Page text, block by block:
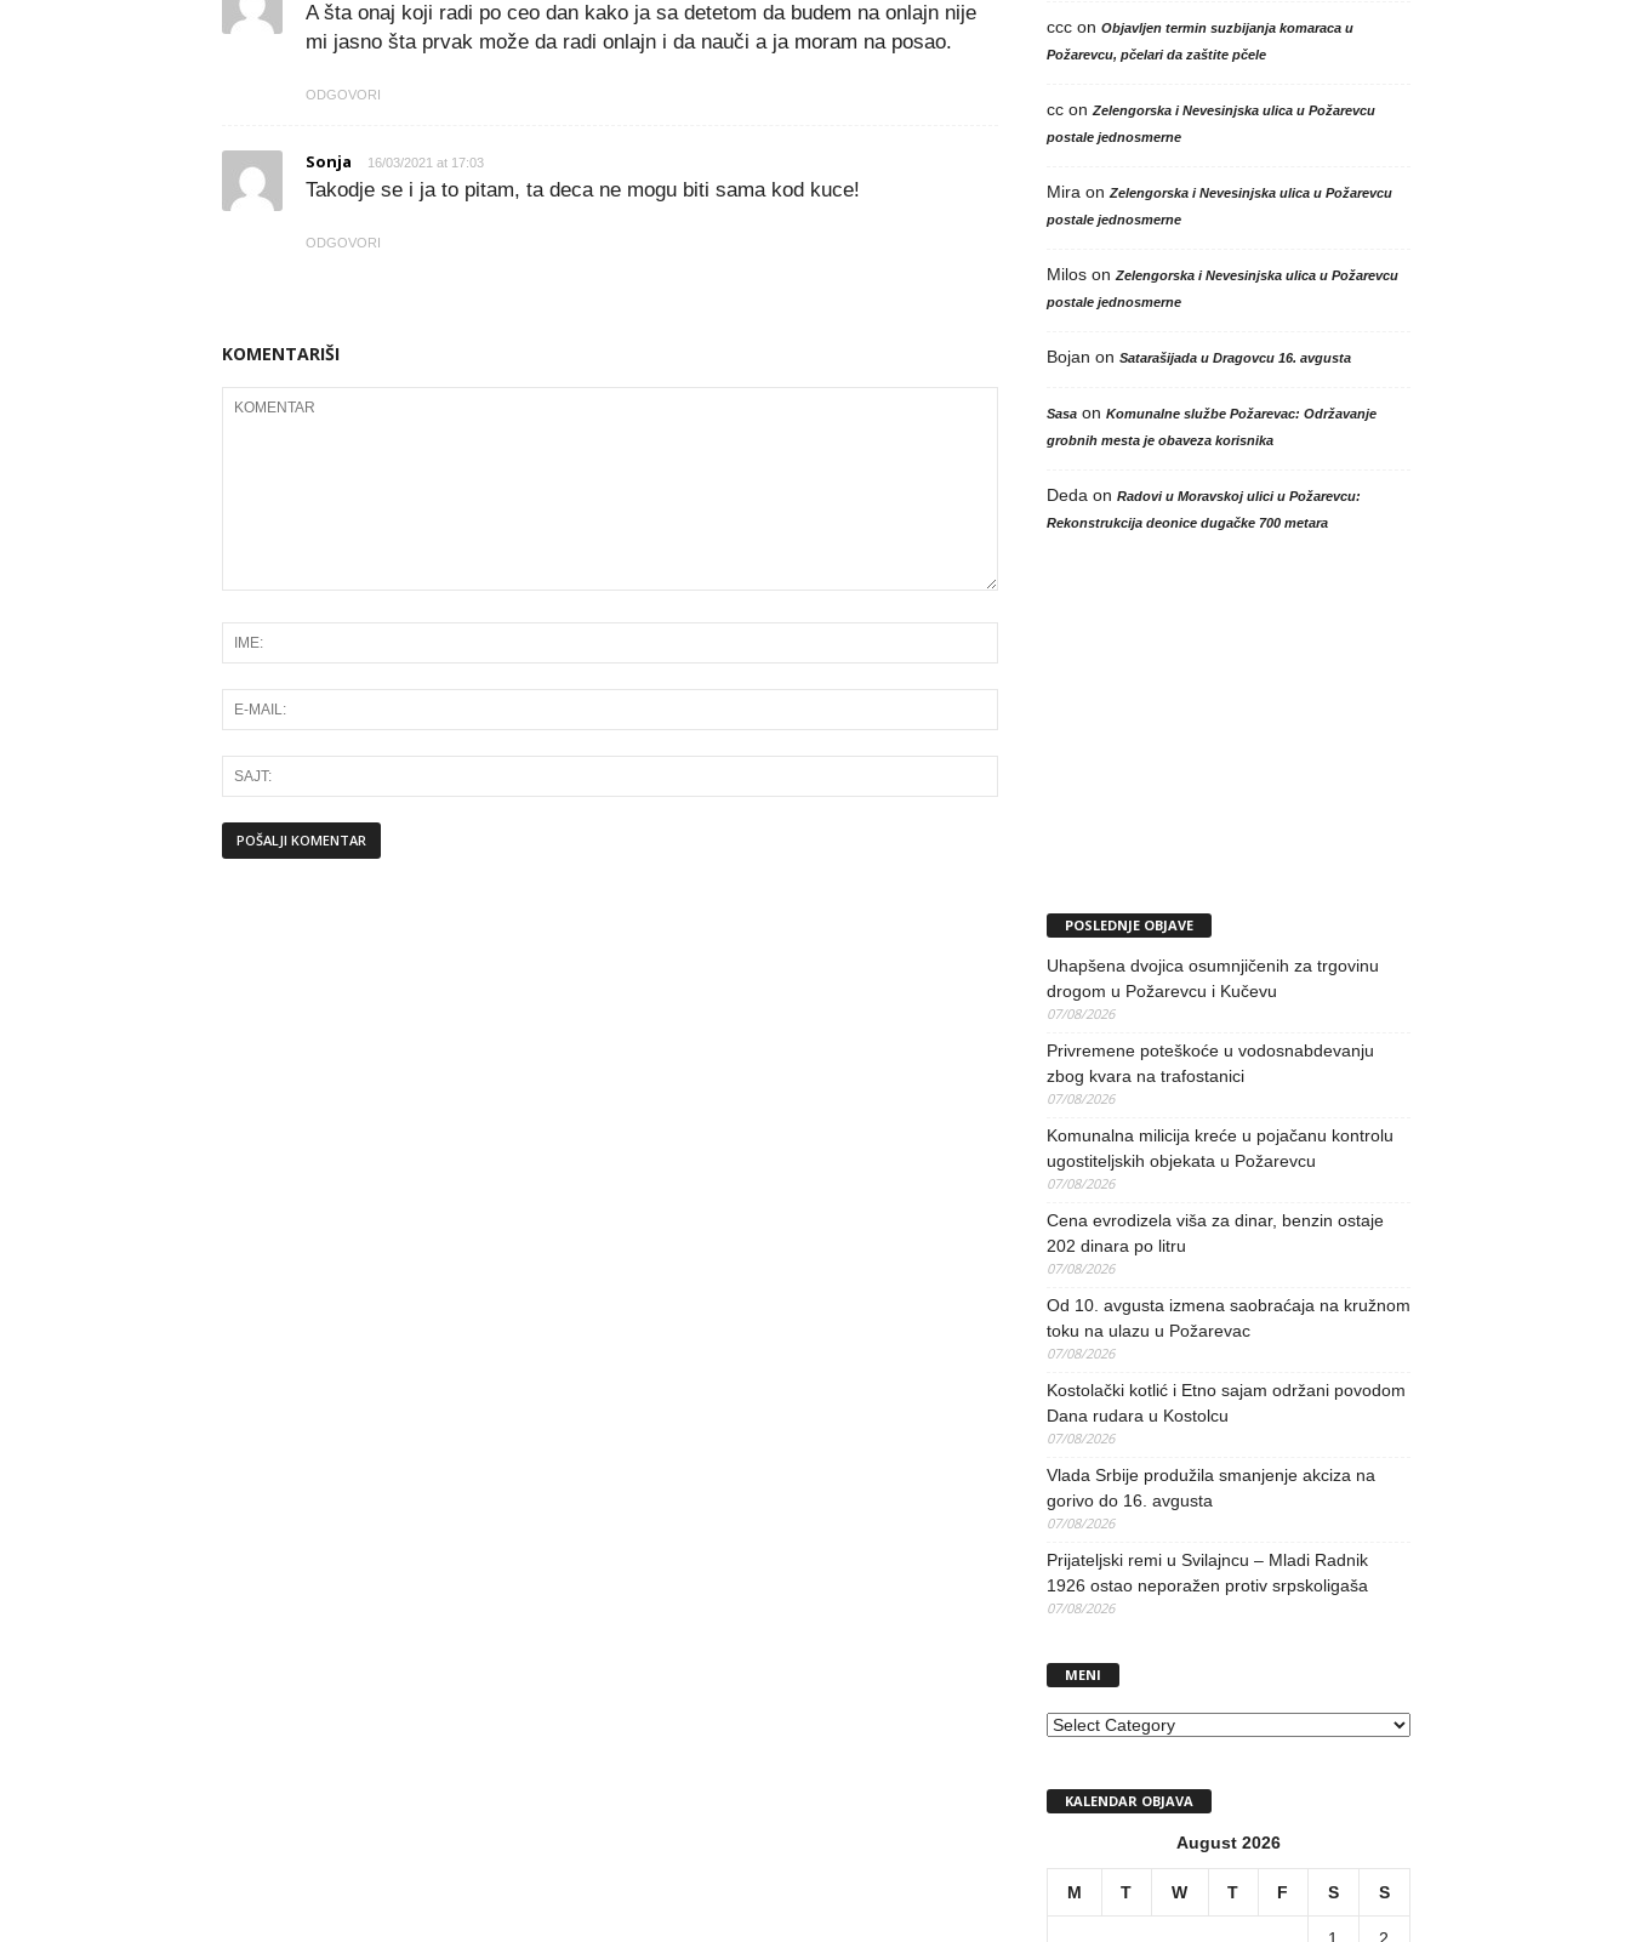
A šta onaj koji radi po ceo dan kako ja sa detetom da budem na onlajn nije
mi jasno šta prvak može da radi onlajn i da nauči a ja moram na posao.
ODGOVORI
Sonja 16/03/2021 at 17:03
Takodje se i ja to pitam, ta deca ne mogu biti sama kod kuce!
ODGOVORI
KOMENTARIŠI
cccon Objavljen termin suzbijanja komaraca u
Požarevcu, pčelari da zaštite pčele
ccon Zelengorska i Nevesinjska ulica u Požarevcu
postale jednosmerne
Mira on Zelengorska i Nevesinjska ulica u Požarevcu
postale jednosmerne
Miloson Zelengorska i Nevesinjska ulica u Požarevcu
postale jednosmerne
Bojan on Satarašijada u Dragovcu 16. avgusta
Sasaon Komunalne službe Požarevac: Održavanje
grobnih mesta je obaveza korisnika
Deda on Radovi u Moravskoj ulici u Požarevcu:
Rekonstrukcija deonice dugačke 700 metara
POSLEDNJE OBJAVE
Uhapšena dvojica osumnjičenih za trgovinu
drogom u Požarevcu i Kučevu
07/08/2026
Privremene poteškoće u vodosnabdevanju
zbog kvara na trafostanici
07/08/2026
Komunalna milicija kreće u pojačanu kontrolu
ugostiteljskih objekata u Požarevcu
07/08/2026
Cena evrodizela viša za dinar, benzin ostaje
202 dinara po litru
07/08/2026
Od 10. avgusta izmena saobraćaja na kružnom
toku na ulazu u Požarevac
07/08/2026
Kostolački kotlić i Etno sajam održani povodom
Dana rudara u Kostolcu
07/08/2026
Vlada Srbije produžila smanjenje akciza na
gorivo do 16. avgusta
07/08/2026
Prijateljski remi u Svilajncu – Mladi Radnik
1926 ostao neporažen protiv srpskoligaša
07/08/2026
MENI
MENI
KALENDAR OBJAVA
August 2026
M T W T F S S
1 2